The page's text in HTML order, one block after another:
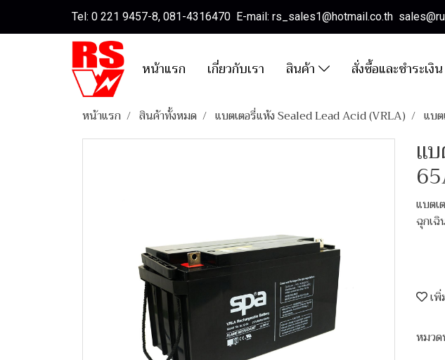
Tel: 0 221 9457-8, 081-4316470 E-mail: rs_sales1@hotmail.co.th
หน้าแรก เกี่ยวกับเรา สินค้า สั่งซื้อและชำระเงิน
หน้าแรก สินค้าทั้งหมด แบตเตอรี่แห้ง Sealed Lead Acid (VRLA) แบ
แ
แบตเ
ฉุกเฉิ
เ
หมว